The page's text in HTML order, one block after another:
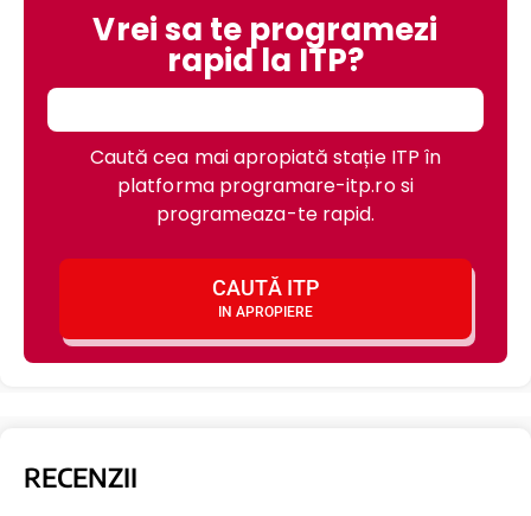
Vrei sa te programezi
rapid la ITP?
Caută cea mai apropiată stație ITP în
platforma programare-itp.ro si
programeaza-te rapid.
CAUTĂ ITP
IN APROPIERE
RECENZII